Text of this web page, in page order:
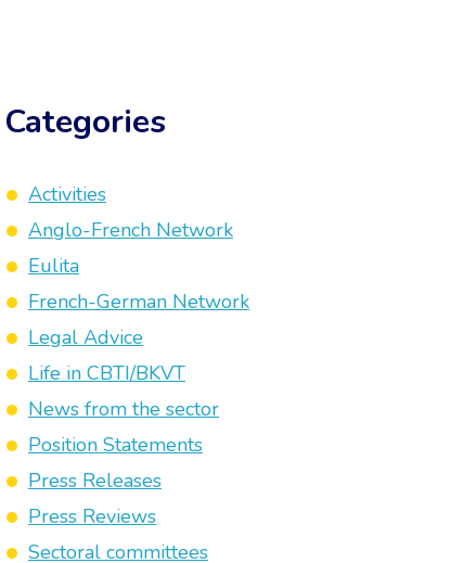
Categories
Activities
Anglo-French Network
Eulita
French-German Network
Legal Advice
Life in CBTI/BKVT
News from the sector
Position Statements
Press Releases
Press Reviews
Sectoral committees